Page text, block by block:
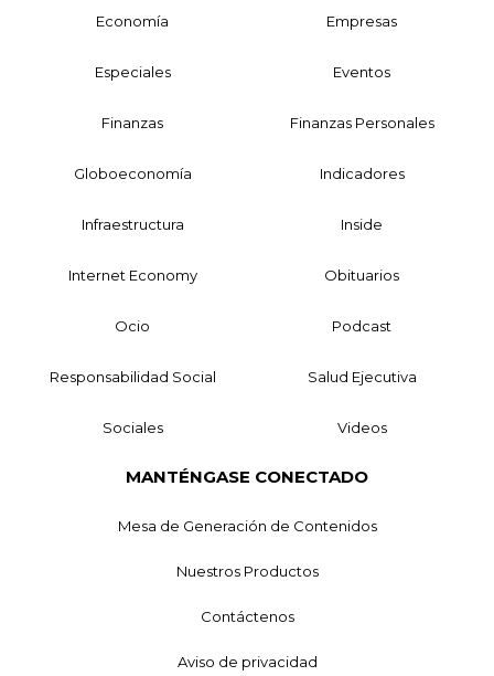
Economía Empresas
Especiales Eventos
Finanzas Finanzas Personales
Globoeconomía Indicadores
Infraestructura Inside
Internet Economy Obituarios
Ocio Podcast
Responsabilidad Social Salud Ejecutiva
Sociales Videos
MANTÉNGASE CONECTADO
Mesa de Generación de Contenidos
Nuestros Productos
Contáctenos
Aviso de privacidad